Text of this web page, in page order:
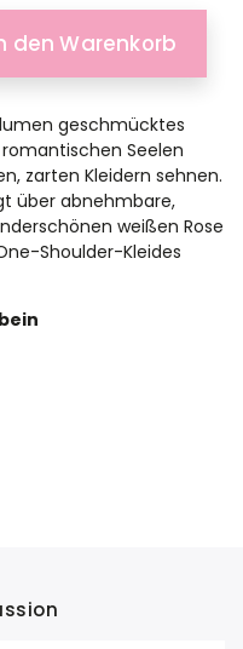
den Warenkorb
geschmücktes
Seelen
zarten Kleidern sehnen.
über abnehmbare,
weißen Rose
Shoulder-Kleides